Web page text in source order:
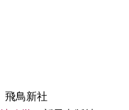
飛鳥新社